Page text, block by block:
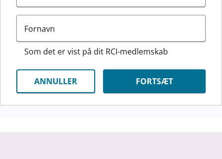
Fornavn
Som det er vist på dit RCI-medlemskab
ANNULLER FORTSÆT